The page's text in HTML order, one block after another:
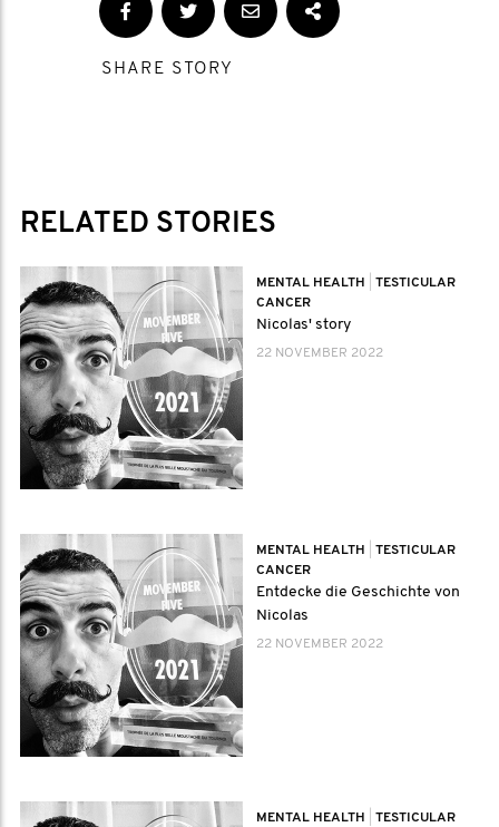
SHARE STORY
RELATED STORIES
MENTAL HEALTH
TESTICULAR
CANCER
Nicolas' story
22 NOVEMBER 2022
MENTAL HEALTH
TESTICULAR
CANCER
Entdecke die Geschichte von
Nicolas
22 NOVEMBER 2022
MENTAL HEALTH
TESTICULAR